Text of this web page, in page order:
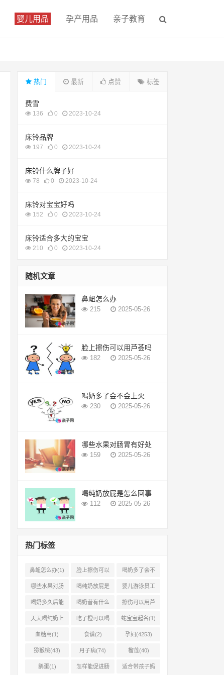
婴儿用品 孕产用品 亲子教育
热门 最新 点赞 标签
费雪
136 0 2023-10-24
床铃品牌
197 0 2023-10-24
床铃什么牌子好
78 0 2023-10-24
床铃对宝宝好吗
152 0 2023-10-24
床铃适合多大的宝宝
210 0 2023-10-24
随机文章
鼻衄怎么办
215 2025-05-26
脸上擦伤可以用芦荟吗
182 2025-05-26
喝奶多了会不会上火
230 2025-05-26
哪些水果对肠胃有好处
159 2025-05-26
喝纯奶放屁是怎么回事
112 2025-05-26
热门标签
鼻衄怎么办(1) 脸上擦伤可以
用芦荟吗(1)
喝奶多了会不
会上火(2)
哪些水果对肠
胃有好处(1)
喝纯奶放屁是
怎么回事(1)
婴儿游泳员工
怎样提成(2)
喝奶多久后能
吃柿子(2)
喝奶昔有什么
好处(1)
擦伤可以用芦
荟胶吗(1)
天天喝纯奶上
火吗(1)
吃了橙可以喝
椰奶吗(2)
蛇宝宝起名(1)
血糖高(1) 食谱(2) 孕妇(4253)
猕猴桃(43) 月子病(74) 榴莲(40)
鹅蛋(1) 怎样能促进肠 适合带孩子妈